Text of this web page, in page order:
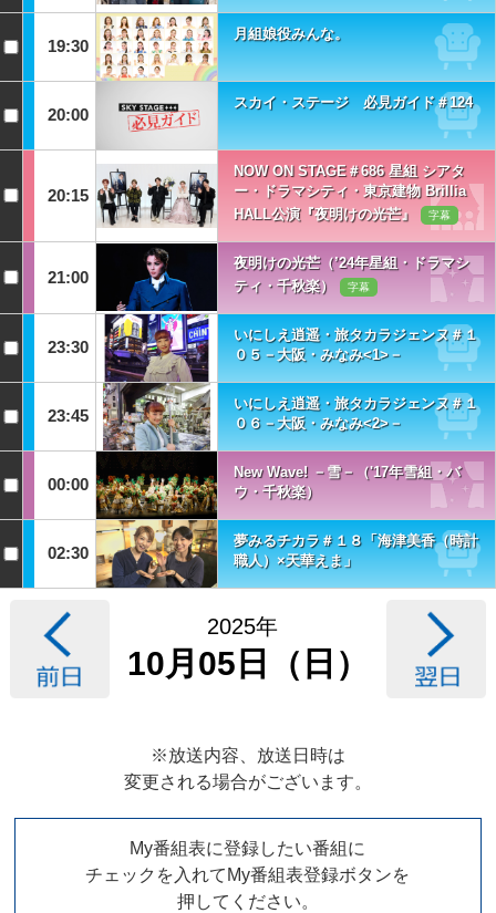
19:30
月組娘役みんな。
20:00
スカイ・ステージ 必見ガイド＃124
20:15
NOW ON STAGE＃686 星組 シアタ
ー・ドラマシティ・東京建物 Brillia
HALL公演『夜明けの光芒』
字幕
21:00
夜明けの光芒（’24年星組・ドラマシ
ティ・千秋楽）
字幕
23:30
いにしえ逍遥・旅タカラジェンヌ＃１
０５－大阪・みなみ<1>－
23:45
いにしえ逍遥・旅タカラジェンヌ＃１
０６－大阪・みなみ<2>－
00:00
New Wave! －雪－（'17年雪組・バ
ウ・千秋楽）
02:30
夢みるチカラ＃１８「海津美香（時計
職人）×天華えま」
2025年
10月05日（日）
※放送内容、放送日時は
変更される場合がございます。
My番組表に登録したい番組に
チェックを入れてMy番組表登録ボタンを
押してください。